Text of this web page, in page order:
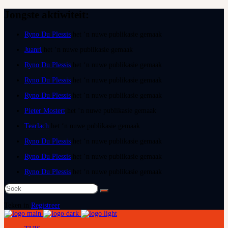
Ryno Du Plessis
Juanri
Ryno Du Plessis
Ryno Du Plessis
Ryno Du Plessis
Pieter Mostert
Tearlach
Ryno Du Plessis
Ryno Du Plessis
Ryno Du Plessis
Soek
na:
Registreer